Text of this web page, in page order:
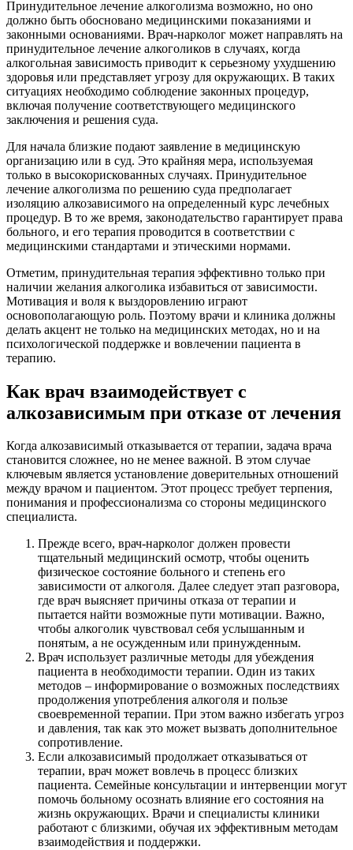
Принудительное лечение алкоголизма возможно, но оно
должно быть обосновано медицинскими показаниями и
законными основаниями. Врач-нарколог может направлять на
принудительное лечение алкоголиков в случаях, когда
алкогольная зависимость приводит к серьезному ухудшению
здоровья или представляет угрозу для окружающих. В таких
ситуациях необходимо соблюдение законных процедур,
включая получение соответствующего медицинского
заключения и решения суда.
Для начала близкие подают заявление в медицинскую
организацию или в суд. Это крайняя мера, используемая
только в высокорискованных случаях. Принудительное
лечение алкоголизма по решению суда предполагает
изоляцию алкозависимого на определенный курс лечебных
процедур. В то же время, законодательство гарантирует права
больного, и его терапия проводится в соответствии с
медицинскими стандартами и этическими нормами.
Отметим, принудительная терапия эффективно только при
наличии желания алкоголика избавиться от зависимости.
Мотивация и воля к выздоровлению играют
основополагающую роль. Поэтому врачи и клиника должны
делать акцент не только на медицинских методах, но и на
психологической поддержке и вовлечении пациента в
терапию.
Как врач взаимодействует с
алкозависимым при отказе от лечения
Когда алкозависимый отказывается от терапии, задача врача
становится сложнее, но не менее важной. В этом случае
ключевым является установление доверительных отношений
между врачом и пациентом. Этот процесс требует терпения,
понимания и профессионализма со стороны медицинского
специалиста.
Прежде всего, врач-нарколог должен провести
тщательный медицинский осмотр, чтобы оценить
физическое состояние больного и степень его
зависимости от алкоголя. Далее следует этап разговора,
где врач выясняет причины отказа от терапии и
пытается найти возможные пути мотивации. Важно,
чтобы алкоголик чувствовал себя услышанным и
понятым, а не осужденным или принужденным.
Врач использует различные методы для убеждения
пациента в необходимости терапии. Один из таких
методов – информирование о возможных последствиях
продолжения употребления алкоголя и пользе
своевременной терапии. При этом важно избегать угроз
и давления, так как это может вызвать дополнительное
сопротивление.
Если алкозависимый продолжает отказываться от
терапии, врач может вовлечь в процесс близких
пациента. Семейные консультации и интервенции могут
помочь больному осознать влияние его состояния на
жизнь окружающих. Врачи и специалисты клиники
работают с близкими, обучая их эффективным методам
взаимодействия и поддержки.